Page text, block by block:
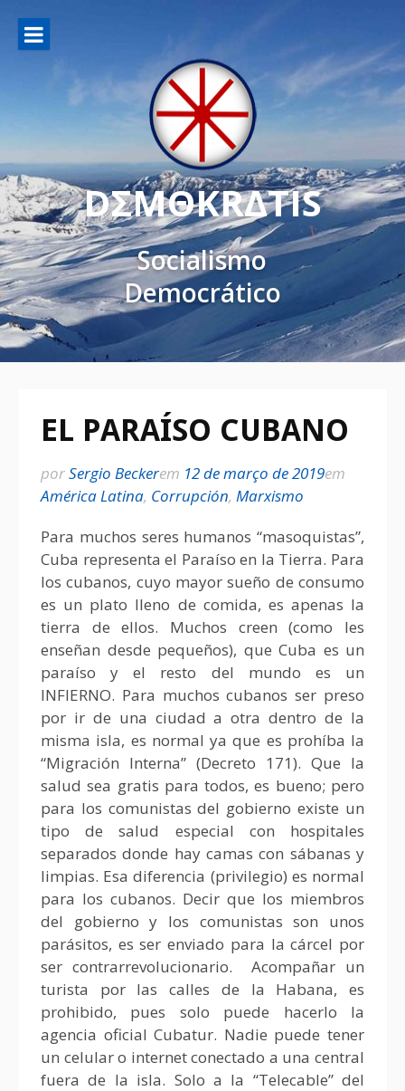
DΣMΘKRΔTIS
Socialismo
Democrático
EL PARAÍSO CUBANO
porSergio Beckerem 12 de março de 2019em
América Latina, Corrupción, Marxismo
Para muchos seres humanos “masoquistas”,
Cuba representa el Paraíso en la Tierra. Para
los cubanos, cuyo mayor sueño de consumo
es un plato lleno de comida, es apenas la
tierra de ellos. Muchos creen (como les
enseñan desde pequeños), que Cuba es un
paraíso y el resto del mundo es un
INFIERNO. Para muchos cubanos ser preso
por ir de una ciudad a otra dentro de la
misma isla, es normal ya que es prohíba la
“Migración Interna” (Decreto 171). Que la
salud sea gratis para todos, es bueno; pero
para los comunistas del gobierno existe un
tipo de salud especial con hospitales
separados donde hay camas con sábanas y
limpias. Esa diferencia (privilegio) es normal
para los cubanos. Decir que los miembros
del gobierno y los comunistas son unos
parásitos, es ser enviado para la cárcel por
ser contrarrevolucionario. Acompañar un
turista por las calles de la Habana, es
prohibido, pues solo puede hacerlo la
agencia oficial Cubatur. Nadie puede tener
un celular o internet conectado a una central
fuera de la isla. Solo a la “Telecable” del